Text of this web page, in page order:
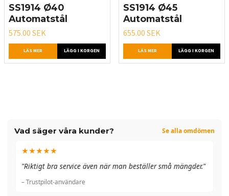
Vad säger våra kunder? Se alla omdömen
★★★★★
"Riktigt bra service även när man beställer små mängder."
– Trustpilot-användare
SS1914 Ø40
Automatstål
575.00 SEK
LÄS MER LÄGG I KORGEN
SS1914 Ø45
Automatstål
655.00 SEK
LÄS MER LÄGG I KORGEN